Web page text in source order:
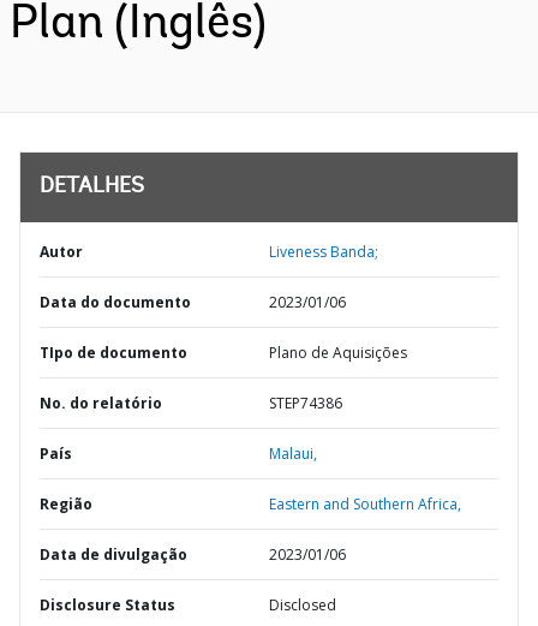
Plan (Inglês)
DETALHES
Autor Liveness Banda;
Data do documento 2023/01/06
TIpo de documento Plano de Aquisições
No. do relatório STEP74386
País Malaui,
Região Eastern and Southern Africa,
Data de divulgação 2023/01/06
Disclosure Status Disclosed